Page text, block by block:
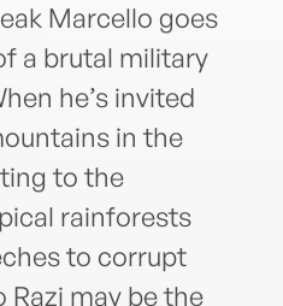
Marcello goes
a brutal military
he’s invited
in the
to the
rainforests
to corrupt
may be the